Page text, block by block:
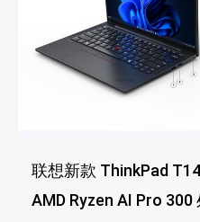
联想新款 ThinkPad
AMD Ryzen AI Pro